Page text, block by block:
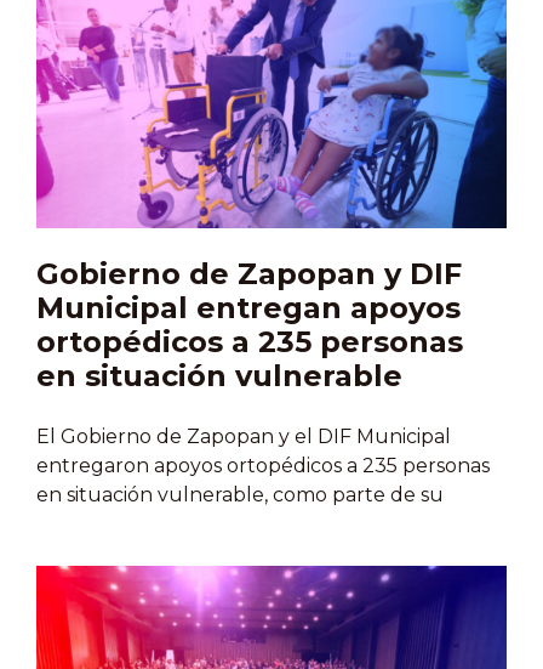
recursos propios, la Federación debe asumir su
responsabilidad.De acuerdo con organizaciones
civiles, una veintena de medicamentos vitales
para tratar el cáncer, como Bleomicina,
Cisplatino, Dacarbazina y Paclitaxel, no están
disponibles. Lemus advirtió que los retrasos en
licitaciones federales han postergado la entrega
hasta agosto, lo que afecta gravemente a los
Gobierno de Zapopan y DIF
Municipal entregan apoyos
ortopédicos a 235 personas
en situación vulnerable
El Gobierno de Zapopan y el DIF Municipal
entregaron apoyos ortopédicos a 235 personas
en situación vulnerable, como parte de su
recibieron de manera gratuita sillas de ruedas,
aparatos auditivos, lentes, andaderas, bastones y
pañales, con una inversión de casi 300 mil pesos.